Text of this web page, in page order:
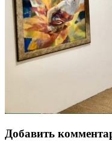
Добавить